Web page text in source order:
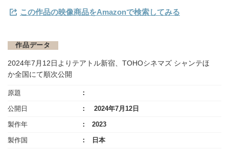
この作品の映像商品をAmazonで検索してみる
作品データ
2024年7月12日よりテアトル新宿、TOHOシネマズ シャンテほ
か全国にて順次公開
原題
公開日 2024年7月12日
製作年 2023
製作国 日本